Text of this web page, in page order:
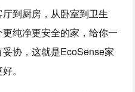
到厨房，从卧室到卫生
纯净更安全的家，给你一
协，这就是EcoSense家
。